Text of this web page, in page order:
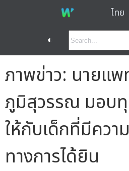
ไทย
◐
ภาพข่าว: นาย
ภูมิสุวรรณ มอบ
ให้กับเด็กที่มีคว
ทางการได้ยิน